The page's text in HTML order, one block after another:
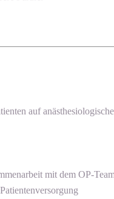
auf
mit dem OP-